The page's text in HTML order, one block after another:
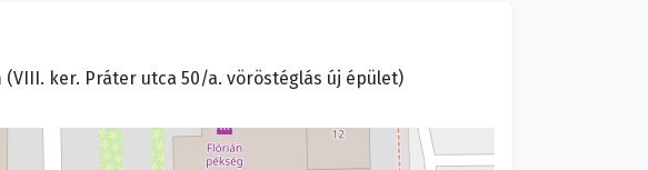
ker. Práter utca 50/a. vöröstéglás új épület)